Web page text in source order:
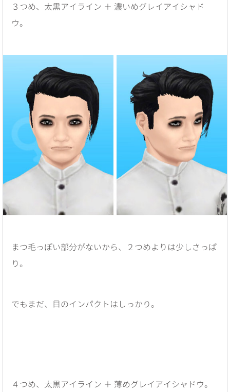
３つめ、太黒アイライン ＋ 濃いめグレイアイシャド
ウ。
まつ毛っぽい部分がないから、２つめよりは少しさっぱ
り。
でもまだ、目のインパクトはしっかり。
４つめ、太黒アイライン ＋ 薄めグレイアイシャドウ。